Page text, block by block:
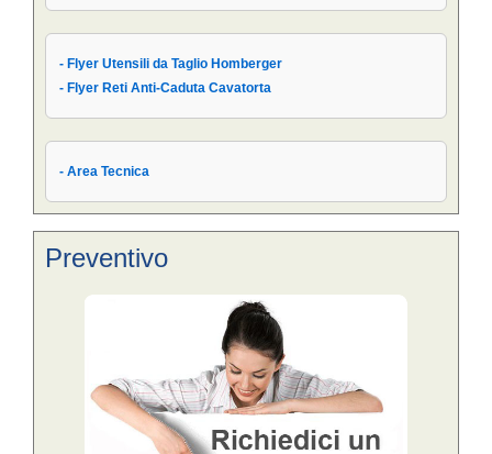
- Flyer Utensili da Taglio Homberger
- Flyer Reti Anti-Caduta Cavatorta
- Area Tecnica
Preventivo